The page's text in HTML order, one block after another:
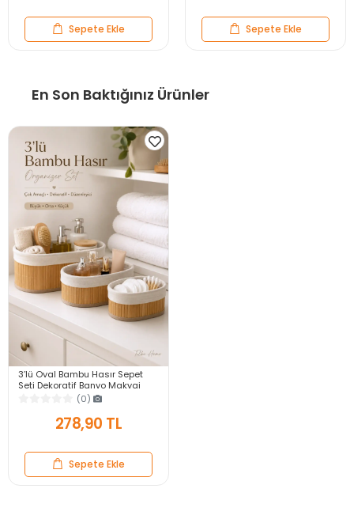
Sepete Ekle Sepete Ekle
En Son Baktığınız Ürünler
3’lü Oval Bambu Hasır Sepet
Seti Dekoratif Banyo Makyaj
Mutfak Düzenleyici Organizer
(0)
278,90 TL
Sepete Ekle